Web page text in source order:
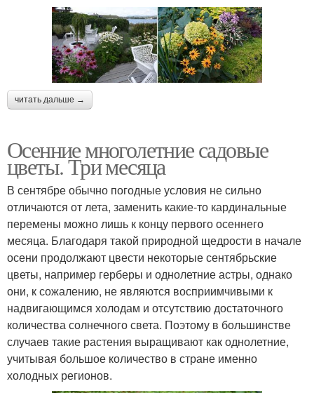
читать дальше →
Осенние многолетние садовые
цветы. Три месяца
В сентябре обычно погодные условия не сильно
отличаются от лета, заменить какие-то кардинальные
перемены можно лишь к концу первого осеннего
месяца. Благодаря такой природной щедрости в начале
осени продолжают цвести некоторые сентябрьские
цветы, например герберы и однолетние астры, однако
они, к сожалению, не являются восприимчивыми к
надвигающимся холодам и отсутствию достаточного
количества солнечного света. Поэтому в большинстве
случаев такие растения выращивают как однолетние,
учитывая большое количество в стране именно
холодных регионов.